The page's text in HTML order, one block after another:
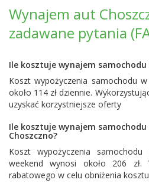
Wynajem aut
zadawane pytania
Ile kosztuje wynajem samochodu
Koszt wypożyczenia samochodu
około 114 zł dziennie.
uzyskać korzystniejsze oferty
Ile kosztuje wynajem samochodu
Choszczno?
Koszt wypożyczenia
weekend wynosi około 206
rabatowego w celu obniżenia